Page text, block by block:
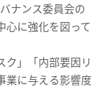
ナンス委員会の
心に強化を図って
ク」「内部要因リ
業に与える影響度